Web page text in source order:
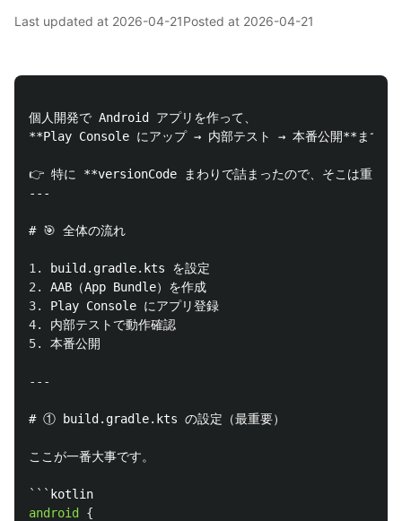
Last updated at 2026-04-21Posted at 2026-04-21
**Play Console にアップ → 内部テスト → 本番公開** までや
👉 特に **versionCode まわりで詰まったので、そこは重点的
# 🎯 全体の流れ
1.
2.
3.
4.
5.
# ① build.gradle.kts の設定（最重要）
ここが一番大事です。
```
android
{